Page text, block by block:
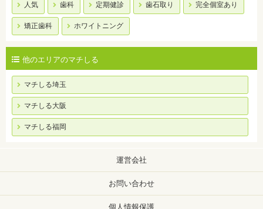
人気 歯科 定期健診 歯石取り 完全個室あり
矯正歯科 ホワイトニング
他のエリアのマチしる
マチしる埼玉
マチしる大阪
マチしる福岡
運営会社
お問い合わせ
個人情報保護